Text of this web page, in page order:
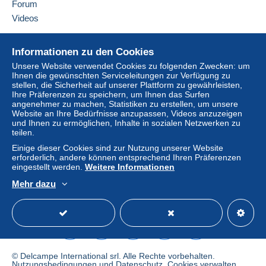
Kauf kann Konsequenzen für das Konto des
Käufers nach sich ziehen.
Klauseln enthalten, die sich auf die Zahlung
beziehen, sind diese Klauseln als nichtig zu
betrachten. Es gelten ausschließlich die
Zahlungsbedingungen der Delcampe-Website, wie
sie in den Nutzungsbedingungen definiert sind.
Käufe müssen, nachdem der Verkäufer die
Tagenbezahlt werden.
POSSIBILTE d'ENVOI GROUPE dans LE DELAI DE 15 jours
Envoi en suivi à partir de 10e d'achat (idem étranger,
sauf si demande contraire de la part de l'acheteur. A ce
moment là, si perte, cela restera à la charge de
l'acheteur)
Informationen zu den Cookies
Unsere Website verwendet Cookies zu folgenden Zwecken: um
Ihnen die gewünschten Serviceleitungen zur Verfügung zu
stellen, die Sicherheit auf unserer Plattform zu gewährleisten,
Ihre Präferenzen zu speichern, um Ihnen das Surfen
angenehmer zu machen, Statistiken zu erstellen, um unsere
Website an Ihre Bedürfnisse anzupassen, Videos anzuzeigen
und Ihnen zu ermöglichen, Inhalte in sozialen Netzwerken zu
teilen.
Einige dieser Cookies sind zur Nutzung unserer Website
erforderlich, andere können entsprechend Ihren Präferenzen
eingestellt werden. Weitere Informationen
Mehr dazu
Forum
Videos
Online-Hilfe
Auf Delcampe kaufen
Auf Delcampe verkaufen
Eine sichere Website
© Delcampe International srl. Alle Rechte vorbehalten.